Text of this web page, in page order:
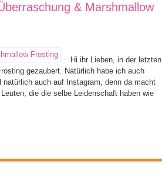
& Marshmallow
Hi ihr Lieben, in der letzten
gezaubert. Natürlich habe ich auch
auch auf Instagram, denn da macht
die die selbe Leidenschaft haben wie